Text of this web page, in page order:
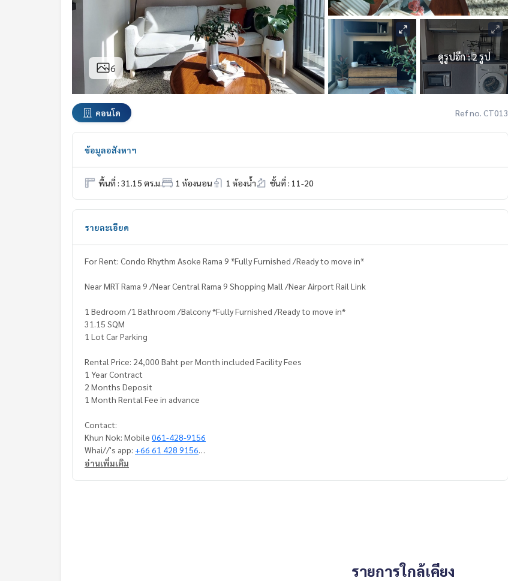
6
ดูรูปอีก : 2 รูป
คอนโด Ref no. CT013
ข้อมูลอสังหาฯ
พื้นที่ : 31.15 ตร.ม. 1 ห้องนอน 1 ห้องน้ำ ชั้นที่ : 11-20
รายละเอียด
For Rent: Condo Rhythm Asoke Rama 9 *Fully Furnished /Ready to move in*
Near MRT Rama 9 /Near Central Rama 9 Shopping Mall /Near Airport Rail Link
1 Bedroom /1 Bathroom /Balcony *Fully Furnished /Ready to move in*
31.15 SQM
1 Lot Car Parking
Rental Price: 24,000 Baht per Month included Facility Fees
1 Year Contract
2 Months Deposit
1 Month Rental Fee in advance
Contact:
Khun Nok: Mobile 061-428-9156
Whai//'s app: +66 61 428 9156
Line ID: @mcre
อ่านเพิ่มเติม
รายการใกล้เคียง